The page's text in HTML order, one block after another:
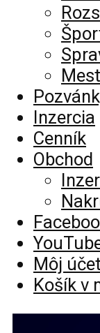
Inzercia
Cenník
Obchod
Môj účet
Košík v